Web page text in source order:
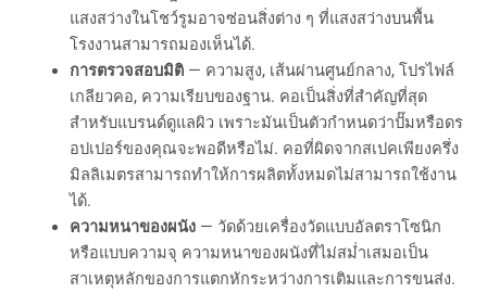
แสงสว่างในโชว์รูมอาจซ่อนสิ่งต่าง ๆ ที่แสงสว่างบนพื้น
โรงงานสามารถมองเห็นได้.
การตรวจสอบมิติ— ความสูง, เส้นผ่านศูนย์กลาง, โปรไฟล์
เกลียวคอ, ความเรียบของฐาน. คอเป็นสิ่งที่สำคัญที่สุด
สำหรับแบรนด์ดูแลผิว เพราะมันเป็นตัวกำหนดว่าปั๊มหรือดร
อปเปอร์ของคุณจะพอดีหรือไม่. คอที่ผิดจากสเปคเพียงครึ่ง
มิลลิเมตรสามารถทำให้การผลิตทั้งหมดไม่สามารถใช้งาน
ได้.
ความหนาของผนัง— วัดด้วยเครื่องวัดแบบอัลตราโซนิก
หรือแบบความจุ ความหนาของผนังที่ไม่สม่ำเสมอเป็น
สาเหตุหลักของการแตกหักระหว่างการเติมและการขนส่ง.